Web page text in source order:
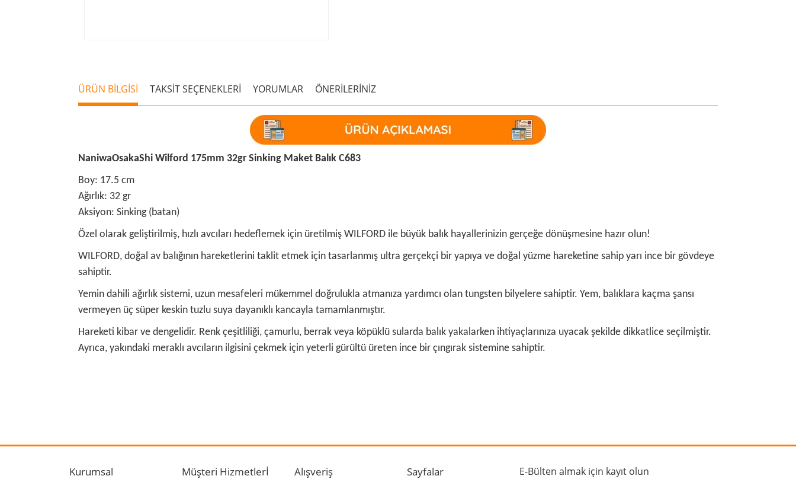
ÜRÜN BİLGİSİ TAKSİT SEÇENEKLERİ YORUMLAR ÖNERİLERİNİZ
NaniwaOsakaShi Wilford 175mm 32gr Sinking Maket Balık C683
Boy: 17.5 cm
Ağırlık: 32 gr
Aksiyon: Sinking (batan)
Özel olarak geliştirilmiş, hızlı avcıları hedeflemek için üretilmiş WILFORD ile büyük balık hayallerinizin gerçeğe dönüşmesine hazır olun!
WILFORD, doğal av balığının hareketlerini taklit etmek için tasarlanmış ultra gerçekçi bir yapıya ve doğal yüzme hareketine sahip yarı ince bir gövdeye
sahiptir.
Yemin dahili ağırlık sistemi, uzun mesafeleri mükemmel doğrulukla atmanıza yardımcı olan tungsten bilyelere sahiptir. Yem, balıklara kaçma şansı
vermeyen üç süper keskin tuzlu suya dayanıklı kancayla tamamlanmıştır.
Hareketi kibar ve dengelidir. Renk çeşitliliği, çamurlu, berrak veya köpüklü sularda balık yakalarken ihtiyaçlarınıza uyacak şekilde dikkatlice seçilmiştir.
Ayrıca, yakındaki meraklı avcıların ilgisini çekmek için yeterli gürültü üreten ince bir çıngırak sistemine sahiptir.
Ürün resmi kalitesiz, bozuk veya görüntülenemiyor.
Kurumsal Müşteri Hizmetlerİ Alışveriş Sayfalar E-Bülten almak için kayıt olun